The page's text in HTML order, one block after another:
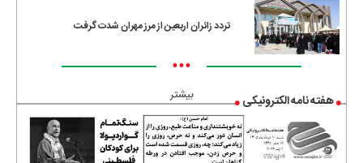
تردد زائران اربعین از مرز مهران شدت گرفت
•••
بیشتر هفته نامه الکترونیکی